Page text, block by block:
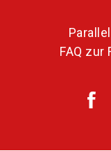
FAQ zur